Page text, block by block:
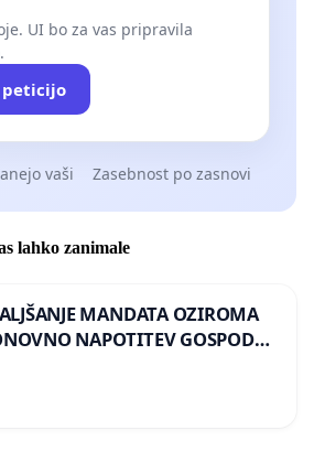
UI bo za vas pripravila
vaši Zasebnost po zasnovi
lahko zanimale
MANDATA OZIROMA
NAPOTITEV GOSPODA
NA VELEPOSLANIŠTVO
V MOSKVI